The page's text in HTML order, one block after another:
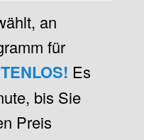
an
für
Es
bis Sie
Preis